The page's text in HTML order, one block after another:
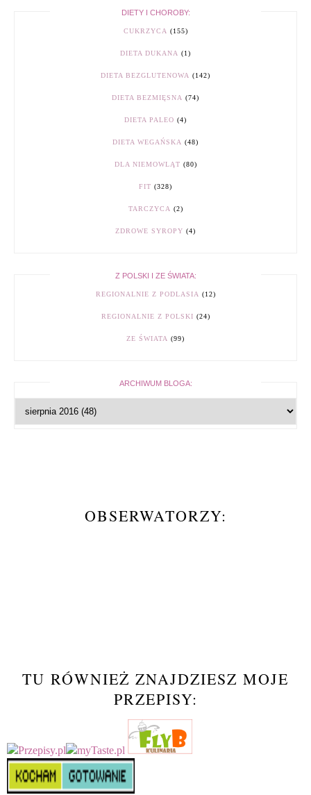
DIETY I CHOROBY:
CUKRZYCA (155)
DIETA DUKANA (1)
DIETA BEZGLUTENOWA (142)
DIETA BEZMIĘSNA (74)
DIETA PALEO (4)
DIETA WEGAŃSKA (48)
DLA NIEMOWLĄT (80)
FIT (328)
TARCZYCA (2)
ZDROWE SYROPY (4)
Z POLSKI I ZE ŚWIATA:
REGIONALNIE Z PODLASIA (12)
REGIONALNIE Z POLSKI (24)
ZE ŚWIATA (99)
ARCHIWUM BLOGA:
OBSERWATORZY:
TU RÓWNIEŻ ZNAJDZIESZ MOJE
PRZEPISY: